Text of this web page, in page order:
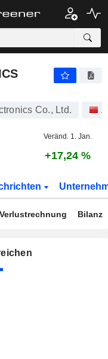
Co., Ltd.
Veränd. 1. Jan.
+17,24 %
Bilanz